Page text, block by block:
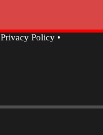
Privacy Policy•